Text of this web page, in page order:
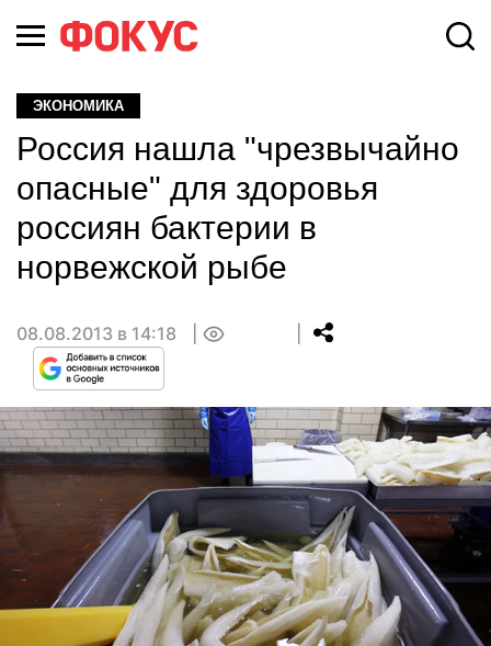
ЭКОНОМИКА
Россия нашла "чрезвычайно
опасные" для здоровья
россиян бактерии в
норвежской рыбе
08.08.2013 в 14:18